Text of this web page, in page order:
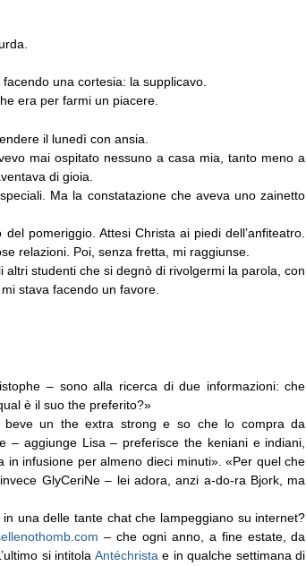
una cortesia: la supplicavo.
era per farmi un piacere.
il lunedì con ansia.
mai ospitato nessuno a casa mia, tanto meno a
di gioia.
Ma la constatazione che aveva uno zainetto
pomeriggio. Attesi Christa ai piedi dell’anfiteatro.
relazioni. Poi, senza fretta, mi raggiunse.
studenti che si degnò di rivolgermi la parola, con
stava facendo un favore.
– sono alla ricerca di due informazioni: che
è il suo the preferito?»
beve un the extra strong e so che lo compra da
– aggiunge Lisa – preferisce the keniani e indiani,
in infusione per almeno dieci minuti». «Per quel che
GlyCeriNe – lei adora, anzi a-do-ra Bjork, ma
una delle tante chat che lampeggiano su internet?
– che ogni anno, a fine estate, da
si intitola Antéchristae in qualche settimana di